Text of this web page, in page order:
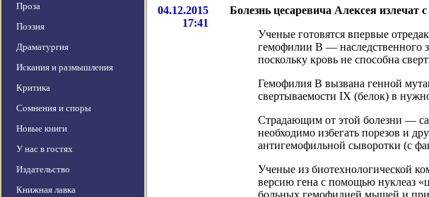
Проза
Поэзия
Драматургия
Искания и размышления
Критика
Сомнения и споры
Новые книги
У нас в гостях
Издательство
Книжная лавка
04.12.2015
17:41
Болезнь цесаревича Алексея
Ученые готовятся впервые
гемофилии B — наследственного
поскольку кровь не способна
Гемофилия B вызвана генной
свертываемости IX (белок) в
Страдающим от этой болезни —
необходимо избегать порезов и
антигемофильной сыворотки (с
Ученые из биотехнологической
версию гена с помощью нуклеаз